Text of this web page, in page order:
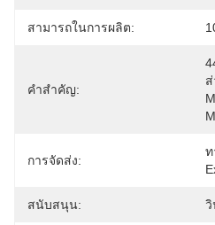
สามารถในการผลิต:
คำสำคัญ:
การจัดส่ง:
ท
สนับสนุน: วิ